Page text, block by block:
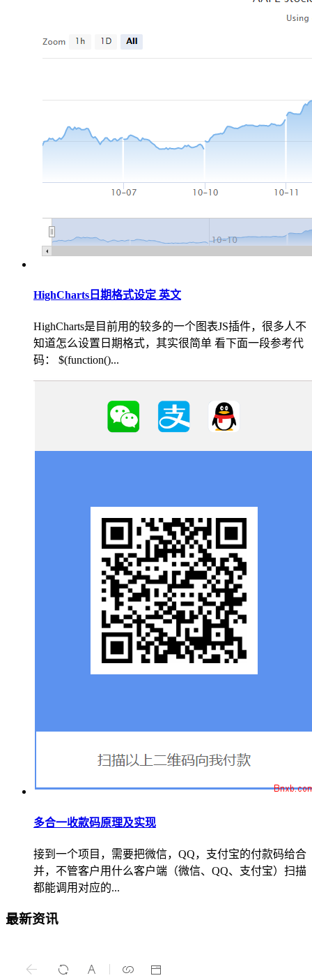
HighCharts日期格式设定 英文
HighCharts是目前用的较多的一个图表JS插件，很多人不
知道怎么设置日期格式，其实很简单 看下面一段参考代
码： $(function()...
多合一收款码原理及实现
接到一个项目，需要把微信，QQ，支付宝的付款码给合
并，不管客户用什么客户端（微信、QQ、支付宝）扫描
都能调用对应的...
最新资讯